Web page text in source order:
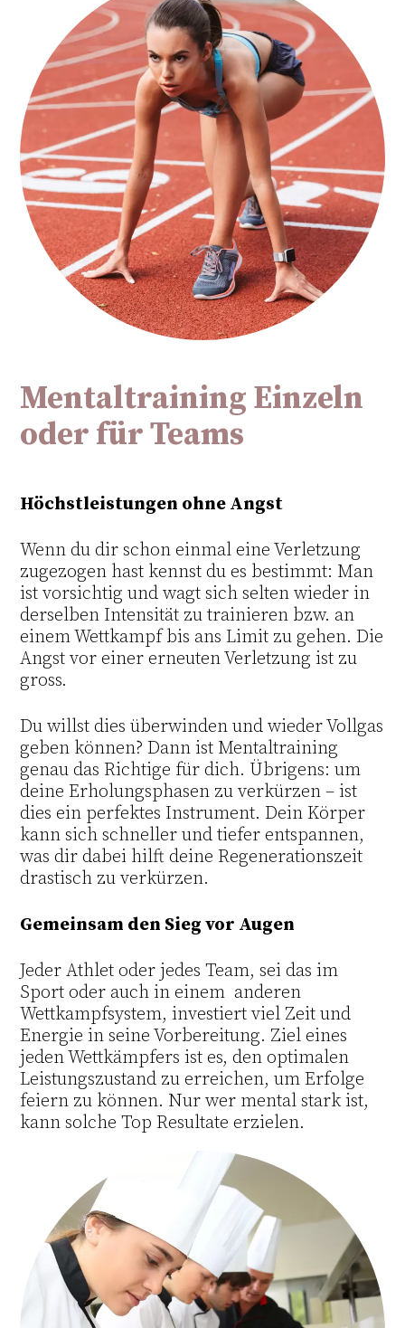
Mentaltraining Einzeln
oder für Teams
Höchstleistungen ohne Angst
Wenn du dir schon einmal eine Verletzung
zugezogen hast kennst du es bestimmt: Man
ist vorsichtig und wagt sich selten wieder in
derselben Intensität zu trainieren bzw. an
einem Wettkampf bis ans Limit zu gehen. Die
Angst vor einer erneuten Verletzung ist zu
gross.
Du willst dies überwinden und wieder Vollgas
geben können? Dann ist Mentaltraining
genau das Richtige für dich. Übrigens: um
deine Erholungsphasen zu verkürzen – ist
dies ein perfektes Instrument. Dein Körper
kann sich schneller und tiefer entspannen,
was dir dabei hilft deine Regenerationszeit
drastisch zu verkürzen.
Gemeinsam den Sieg vor Augen
Jeder Athlet oder jedes Team, sei das im
Sport oder auch in einem anderen
Wettkampfsystem, investiert viel Zeit und
Energie in seine Vorbereitung. Ziel eines
jeden Wettkämpfers ist es, den optimalen
Leistungszustand zu erreichen, um Erfolge
feiern zu können. Nur wer mental stark ist,
kann solche Top Resultate erzielen.